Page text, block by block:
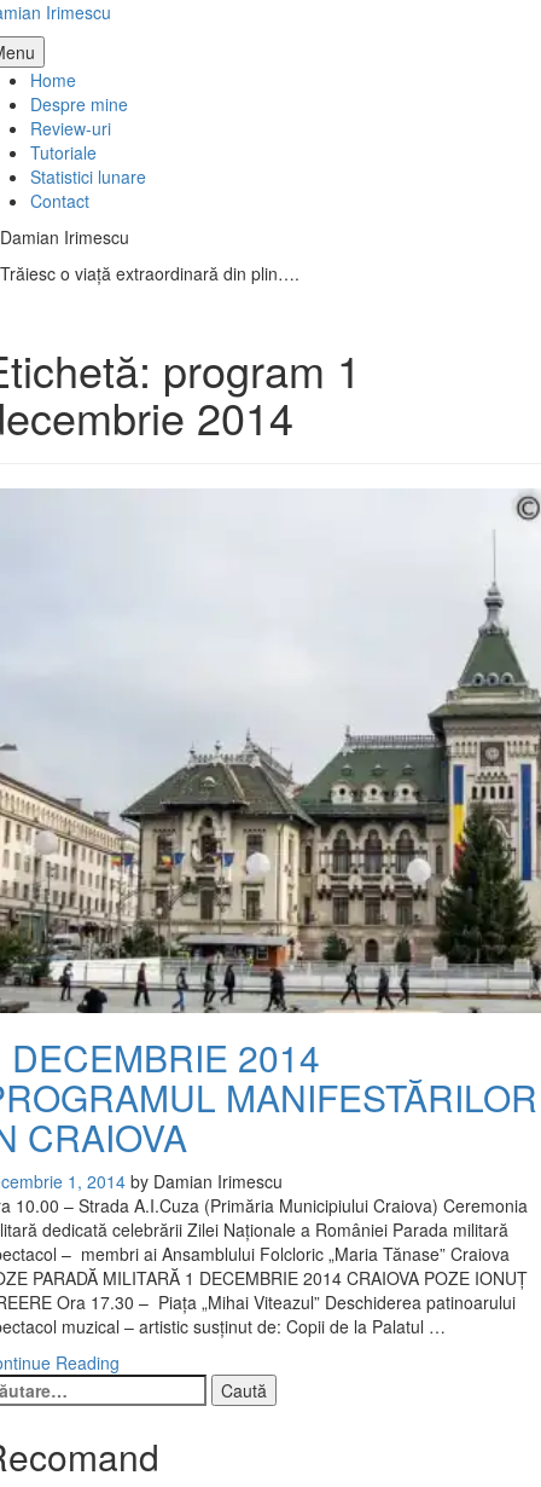
Skip
to
content
Irimescu
Home
Despre mine
Review-uri
Tutoriale
Statistici lunare
Contact
Damian Irimescu
Trăiesc o viață extraordinară din plin….
program 1
2014
DECEMBRIE 2014
MANIFESTĂRILOR
CRAIOVA
1, 2014 by Damian Irimescu
10.00 – Strada A.I.Cuza (Primăria Municipiului Craiova) Ceremonia
dedicată celebrării Zilei Naţionale a României Parada militară
– membri ai Ansamblului Folcloric „Maria Tănase” Craiova
PARADĂ MILITARĂ 1 DECEMBRIE 2014 CRAIOVA POZE IONUȚ
Ora 17.30 – Piaţa „Mihai Viteazul” Deschiderea patinoarului
muzical – artistic susţinut de: Copii de la Palatul …
Reading